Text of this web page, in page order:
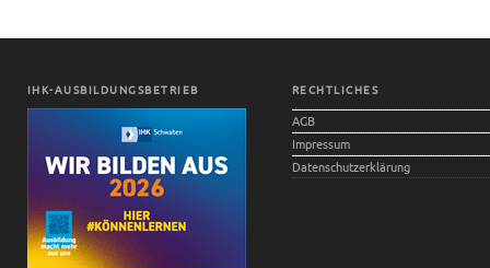
IHK-AUSBILDUNGSBETRIEB RECHTLICHES
AGB
Impressum
Datenschutzerklärung